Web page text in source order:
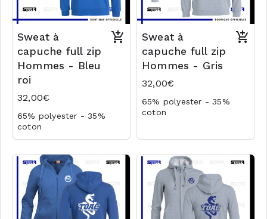
Sweat à
capuche full zip
Hommes - Bleu
roi
32,00€
65% polyester - 35%
coton
Logo club coeur en
Logo dos
Logo dos en transfert
Sweat à
capuche full zip
Hommes - Gris
32,00€
65% polyester - 35%
coton
Logo dos en transfert